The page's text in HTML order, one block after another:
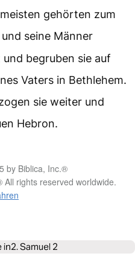
gehörten zum
seine Männer
begruben sie auf
Vaters in Bethlehem.
sie weiter und
Hebron.
by Biblica, Inc.®
rights reserved worldwide.
in2. Samuel 2